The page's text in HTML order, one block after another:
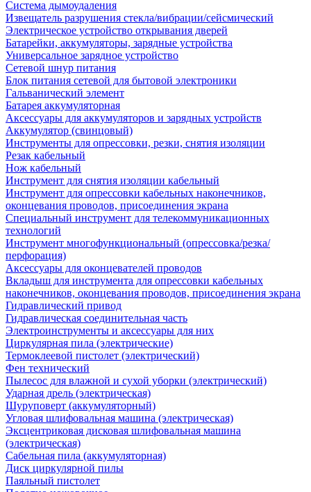
Система дымоудаления
Извещатель разрушения стекла/вибрации/сейсмический
Электрическое устройство открывания дверей
Батарейки, аккумуляторы, зарядные устройства
Универсальное зарядное устройство
Сетевой шнур питания
Блок питания сетевой для бытовой электроники
Гальванический элемент
Батарея аккумуляторная
Аксессуары для аккумуляторов и зарядных устройств
Аккумулятор (свинцовый)
Инструменты для опрессовки, резки, снятия изоляции
Резак кабельный
Нож кабельный
Инструмент для снятия изоляции кабельный
Инструмент для опрессовки кабельных наконечников,
оконцевания проводов, присоединения экрана
Специальный инструмент для телекоммуникационных
технологий
Инструмент многофункциональный (опрессовка/резка/
перфорация)
Аксессуары для оконцевателей проводов
Вкладыш для инструмента для опрессовки кабельных
наконечников, оконцевания проводов, присоединения экрана
Гидравлический привод
Гидравлическая соединительная часть
Электроинструменты и аксессуары для них
Циркулярная пила (электрические)
Термоклеевой пистолет (электрический)
Фен технический
Пылесос для влажной и сухой уборки (электрический)
Ударная дрель (электрическая)
Шуруповерт (аккумуляторный)
Угловая шлифовальная машина (электрическая)
Эксцентриковая дисковая шлифовальная машина
(электрическая)
Сабельная пила (аккумуляторная)
Диск циркулярной пилы
Паяльный пистолет